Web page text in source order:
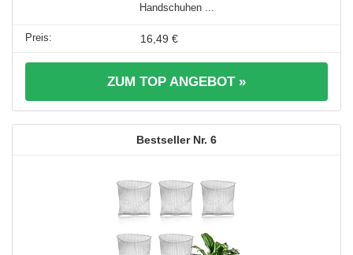
Handschuhen ...
16,49 €
ZUM TOP ANGEBOT »
6